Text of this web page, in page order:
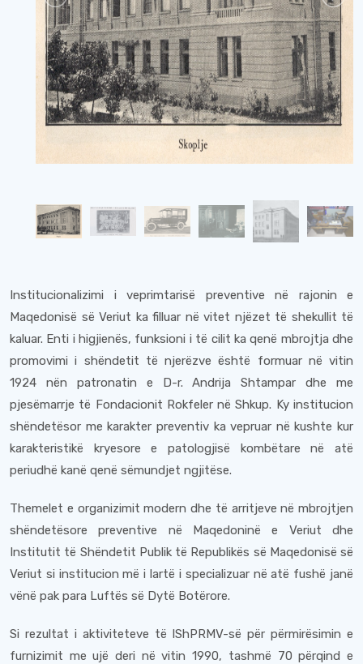
Institucionalizimi i veprimtarisë preventive në rajonin e
Maqedonisë së Veriut ka filluar në vitet njëzet të shekullit të
kaluar. Enti i higjienës, funksioni i të cilit ka qenë mbrojtja dhe
promovimi i shëndetit të njerëzve është formuar në vitin
1924 nën patronatin e D-r. Andrija Shtampar dhe me
pjesëmarrje të Fondacionit Rokfeler në Shkup. Ky institucion
shëndetësor me karakter preventiv ka vepruar në kushte kur
karakteristikë kryesore e patologjisë kombëtare në atë
periudhë kanë qenë sëmundjet ngjitëse.
Themelet e organizimit modern dhe të arritjeve në mbrojtjen
shëndetësore preventive në Maqedoninë e Veriut dhe
Institutit të Shëndetit Publik të Republikës së Maqedonisë së
Veriut si institucion më i lartë i specializuar në atë fushë janë
vënë pak para Luftës së Dytë Botërore.
Si rezultat i aktiviteteve të IShPRMV-së për përmirësimin e
furnizimit me ujë deri në vitin 1990, tashmë 70 përqind e